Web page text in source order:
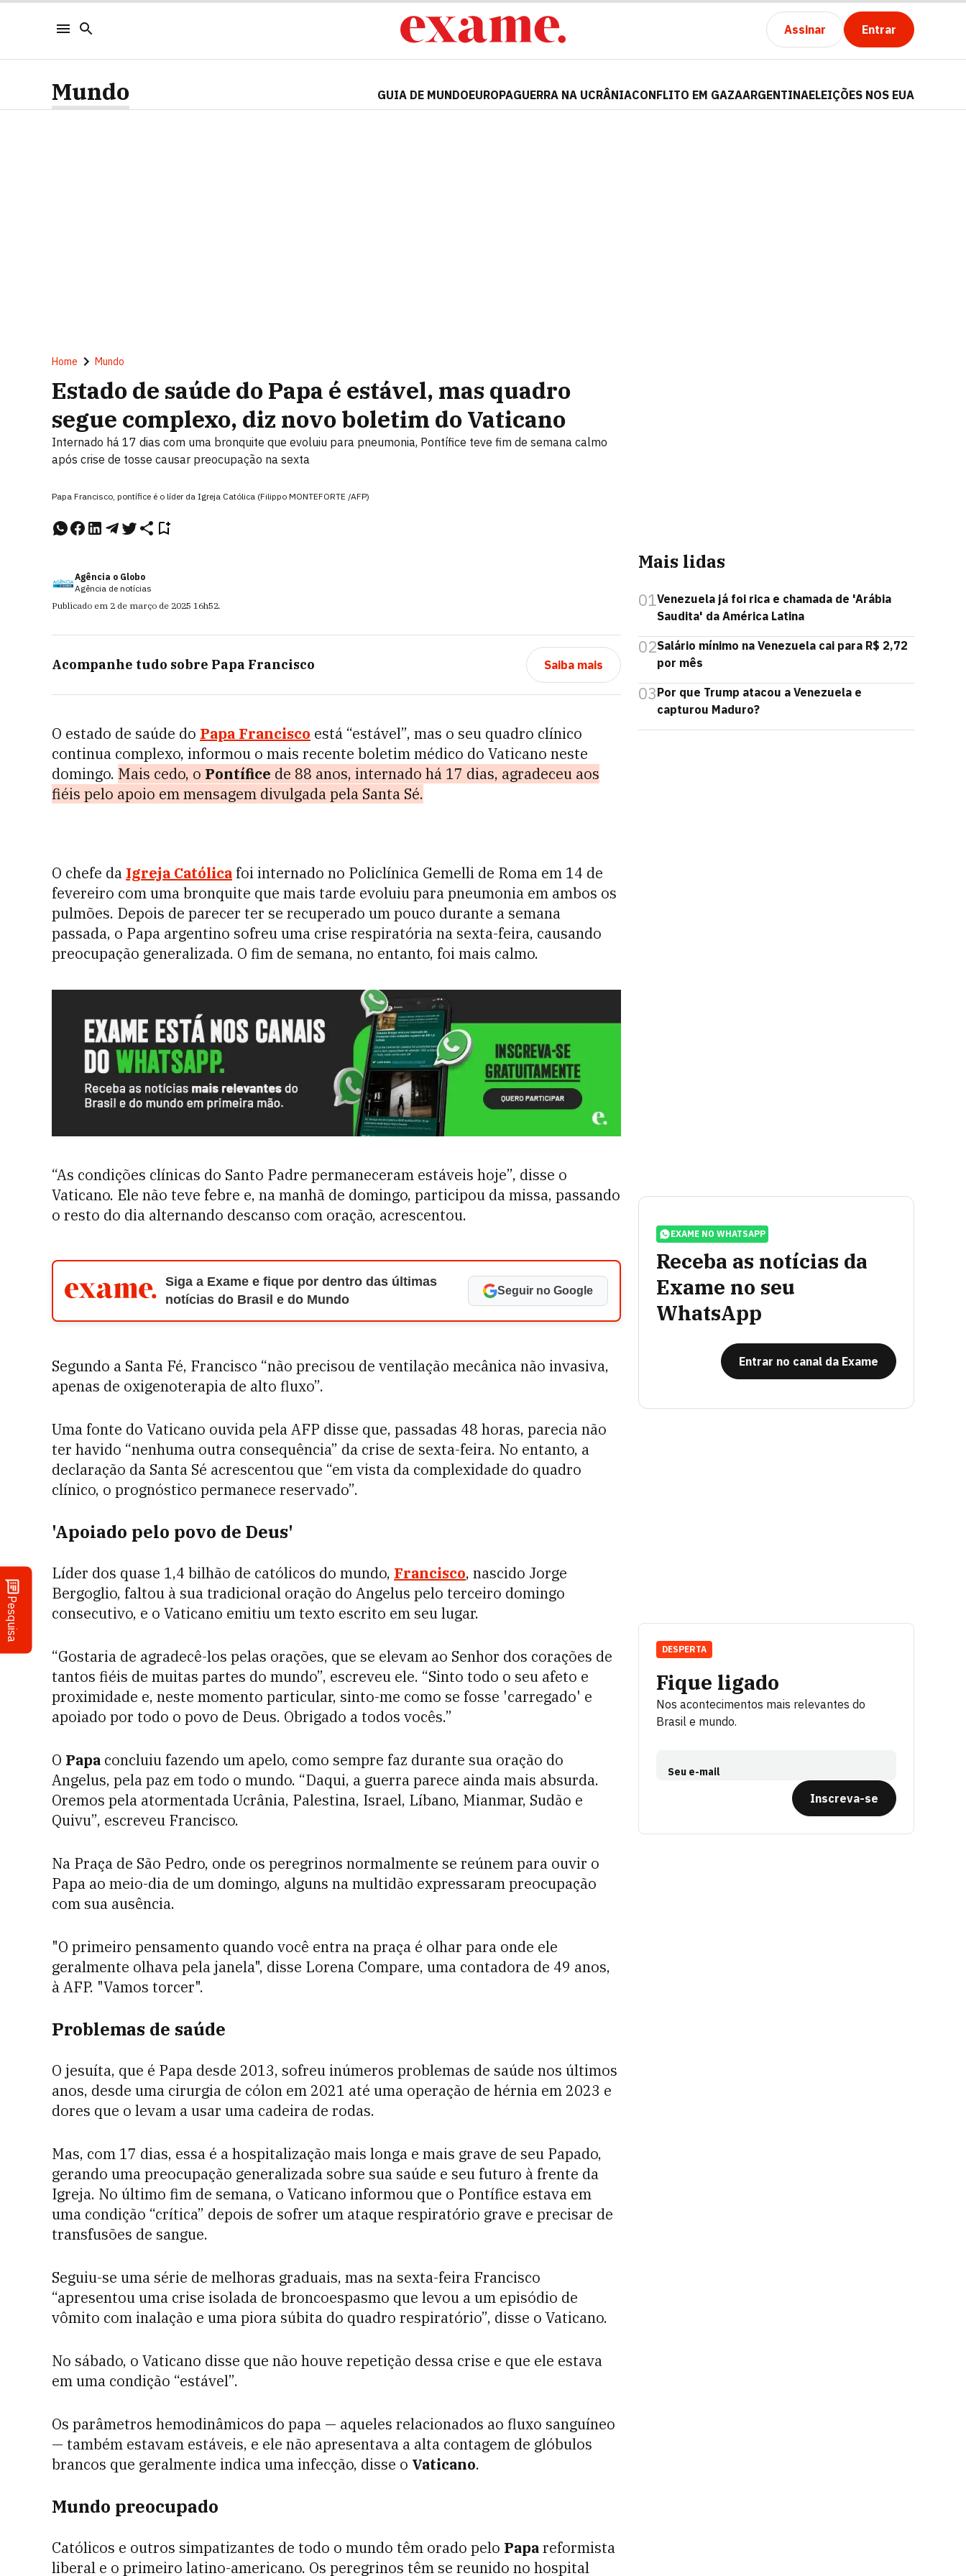
Assinar Entrar
Pesquisa
Mundo GUIA DE MUNDOEUROPAGUERRA NA UCRÂNIACONFLITO EM GAZAARGENTINAELEIÇÕES NOS EUA
Home Mundo
Estado de saúde do Papa é estável, mas quadro
segue complexo, diz novo boletim do Vaticano
Internado há 17 dias com uma bronquite que evoluiu para pneumonia, Pontífice teve fim de semana calmo
após crise de tosse causar preocupação na sexta
Papa Francisco, pontífice é o líder da Igreja Católica (Filippo MONTEFORTE /AFP)
Agência o Globo
Agência de notícias
Publicado em 2 de março de 2025 16h52.
Acompanhe tudo sobre Papa Francisco Saiba mais
O estado de saúde do Papa Francisco está “estável”, mas o seu quadro clínico
continua complexo, informou o mais recente boletim médico do Vaticano neste
domingo. Mais cedo, o Pontífice de 88 anos, internado há 17 dias, agradeceu aos
fiéis pelo apoio em mensagem divulgada pela Santa Sé.
O chefe da Igreja Católica foi internado no Policlínica Gemelli de Roma em 14 de
fevereiro com uma bronquite que mais tarde evoluiu para pneumonia em ambos os
pulmões. Depois de parecer ter se recuperado um pouco durante a semana
passada, o Papa argentino sofreu uma crise respiratória na sexta-feira, causando
preocupação generalizada. O fim de semana, no entanto, foi mais calmo.
“As condições clínicas do Santo Padre permaneceram estáveis hoje”, disse o
Vaticano. Ele não teve febre e, na manhã de domingo, participou da missa, passando
o resto do dia alternando descanso com oração, acrescentou.
Siga a Exame e fique por dentro das últimas
notícias do Brasil e do Mundo
Seguir no Google
Segundo a Santa Fé, Francisco “não precisou de ventilação mecânica não invasiva,
apenas de oxigenoterapia de alto fluxo”.
Uma fonte do Vaticano ouvida pela AFP disse que, passadas 48 horas, parecia não
ter havido “nenhuma outra consequência” da crise de sexta-feira. No entanto, a
declaração da Santa Sé acrescentou que “em vista da complexidade do quadro
clínico, o prognóstico permanece reservado”.
'Apoiado pelo povo de Deus'
Líder dos quase 1,4 bilhão de católicos do mundo, Francisco, nascido Jorge
Bergoglio, faltou à sua tradicional oração do Angelus pelo terceiro domingo
consecutivo, e o Vaticano emitiu um texto escrito em seu lugar.
“Gostaria de agradecê-los pelas orações, que se elevam ao Senhor dos corações de
tantos fiéis de muitas partes do mundo”, escreveu ele. “Sinto todo o seu afeto e
proximidade e, neste momento particular, sinto-me como se fosse 'carregado' e
apoiado por todo o povo de Deus. Obrigado a todos vocês.”
O Papa concluiu fazendo um apelo, como sempre faz durante sua oração do
Angelus, pela paz em todo o mundo. “Daqui, a guerra parece ainda mais absurda.
Oremos pela atormentada Ucrânia, Palestina, Israel, Líbano, Mianmar, Sudão e
Quivu”, escreveu Francisco.
Na Praça de São Pedro, onde os peregrinos normalmente se reúnem para ouvir o
Papa ao meio-dia de um domingo, alguns na multidão expressaram preocupação
com sua ausência.
"O primeiro pensamento quando você entra na praça é olhar para onde ele
geralmente olhava pela janela", disse Lorena Compare, uma contadora de 49 anos,
à AFP. "Vamos torcer".
Problemas de saúde
O jesuíta, que é Papa desde 2013, sofreu inúmeros problemas de saúde nos últimos
anos, desde uma cirurgia de cólon em 2021 até uma operação de hérnia em 2023 e
dores que o levam a usar uma cadeira de rodas.
Mas, com 17 dias, essa é a hospitalização mais longa e mais grave de seu Papado,
gerando uma preocupação generalizada sobre sua saúde e seu futuro à frente da
Igreja. No último fim de semana, o Vaticano informou que o Pontífice estava em
uma condição “crítica” depois de sofrer um ataque respiratório grave e precisar de
transfusões de sangue.
Seguiu-se uma série de melhoras graduais, mas na sexta-feira Francisco
“apresentou uma crise isolada de broncoespasmo que levou a um episódio de
vômito com inalação e uma piora súbita do quadro respiratório”, disse o Vaticano.
No sábado, o Vaticano disse que não houve repetição dessa crise e que ele estava
em uma condição “estável”.
Os parâmetros hemodinâmicos do papa — aqueles relacionados ao fluxo sanguíneo
— também estavam estáveis, e ele não apresentava a alta contagem de glóbulos
brancos que geralmente indica uma infecção, disse o Vaticano.
Mundo preocupado
Católicos e outros simpatizantes de todo o mundo têm orado pelo Papareformista
liberal e o primeiro latino-americano. Os peregrinos têm se reunido no hospital
Mais lidas
01Venezuela já foi rica e chamada de 'Arábia
Saudita' da América Latina
02Salário mínimo na Venezuela cai para R$ 2,72
por mês
03Por que Trump atacou a Venezuela e
capturou Maduro?
EXAME NO WHATSAPP
Receba as notícias da
Exame no seu
WhatsApp
Entrar no canal da Exame
Fique ligado
Nos acontecimentos mais relevantes do
Brasil e mundo.
Seu e-mail
Inscreva-se
DESPERTA